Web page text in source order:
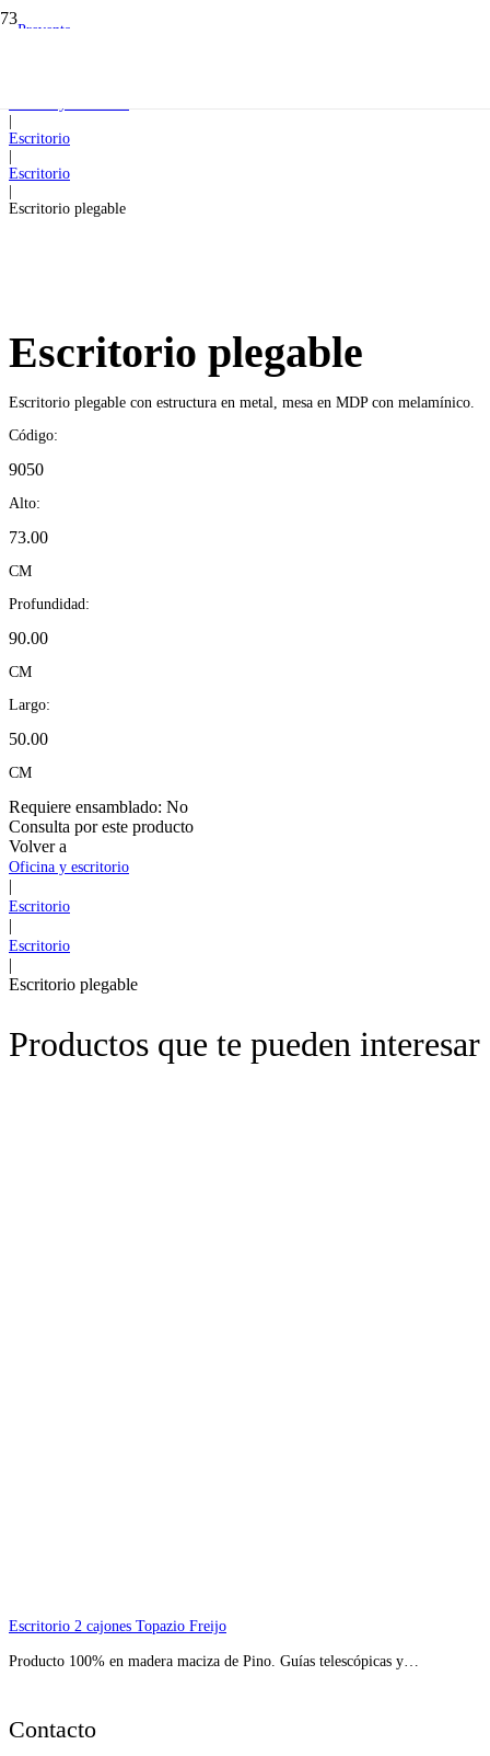
|
Escritorio
|
Escritorio
|
Escritorio plegable
Escritorio plegable
Escritorio plegable con estructura en metal, mesa en MDP con melamínico.
Código:
9050
Alto:
73.00
CM
Profundidad:
90.00
CM
Largo:
50.00
CM
Requiere ensamblado: No
Consulta por este producto
Volver a
Oficina y escritorio
|
Escritorio
|
Escritorio
|
Escritorio plegable
Productos que te pueden interesar
Preventa
Escritorio 2 cajones Topazio Freijo
Producto 100% en madera maciza de Pino. Guías telescópicas y…
Contacto